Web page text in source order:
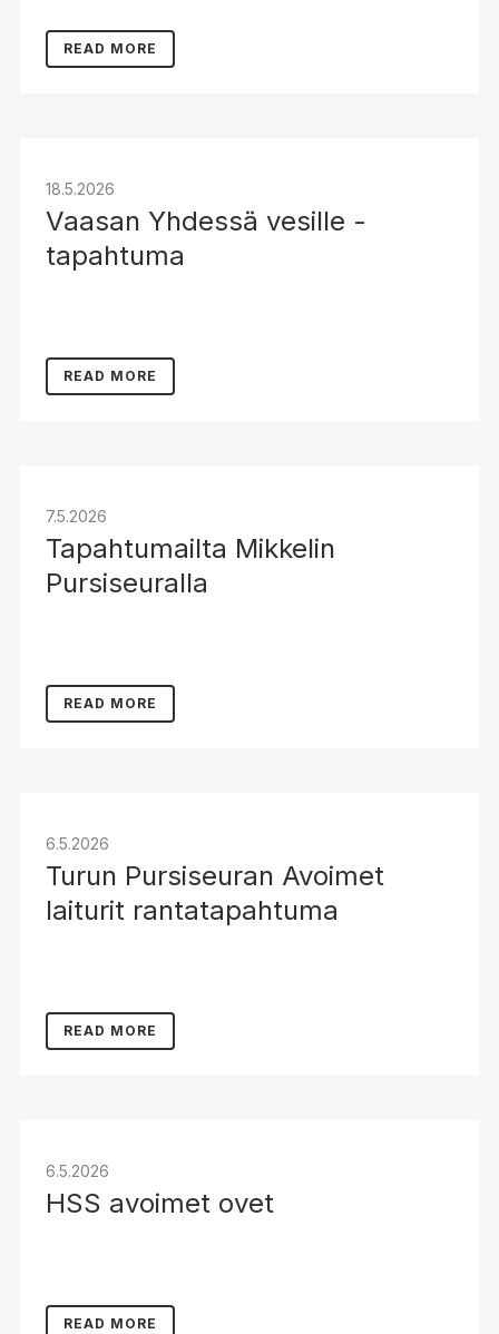
READ MORE
18.5.2026
Vaasan Yhdessä vesille -
tapahtuma
READ MORE
7.5.2026
Tapahtumailta Mikkelin
Pursiseuralla
READ MORE
6.5.2026
Turun Pursiseuran Avoimet
laiturit rantatapahtuma
READ MORE
6.5.2026
HSS avoimet ovet
READ MORE